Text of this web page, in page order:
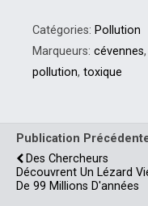
Catégories: Pollution
Marqueurs: cévennes,
pollution, toxique
Publication
Des Chercheurs
Découvrent Un Lézard
De 99 Millions D'années